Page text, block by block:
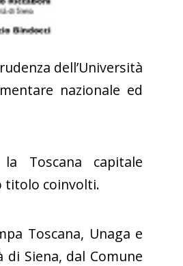
dell’Università
nazionale ed
Toscana capitale
titolo coinvolti.
Toscana, Unaga e
di Siena, dal Comune